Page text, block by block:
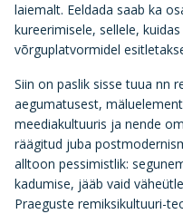
laiemalt. Eeldada saab ka
kureerimisele, sellele,
võrguplatvormidel
Siin on paslik sisse tuua nn
aegumatusest,
meediakultuuris ja nende
räägitud juba
alltoon pessimistlik:
kadumise, jääb vaid
Praeguste remiksikultuuri-